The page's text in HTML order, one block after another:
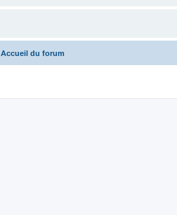
Accueil du forum